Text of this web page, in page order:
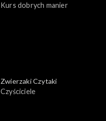
Kurs dobrych manier
Zwierzaki Czytaki
Czyściciele